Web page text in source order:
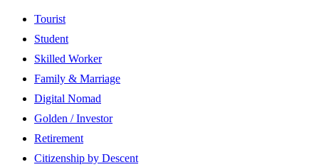
Tourist
Student
Skilled Worker
Family & Marriage
Digital Nomad
Golden / Investor
Retirement
Citizenship by Descent